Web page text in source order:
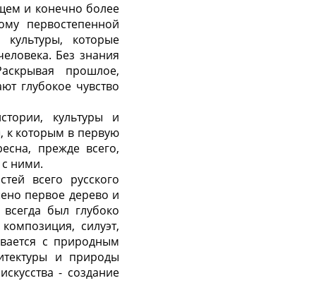
и конечно более
первостепенной
которые
Без знания
прошлое,
глубокое чувство
культуры и
к которым в первую
прежде всего,
ними.
всего русского
первое дерево и
был глубоко
силуэт,
с природным
и природы
- создание